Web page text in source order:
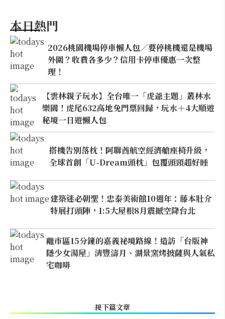
本日熱門
2026桃園機場停車懶人包／要停桃機還是機場
外圍？收費各多少？信用卡停車優惠一次整
理！
【雲林親子玩水】全台唯一「虎爺主題」叢林水
樂園！虎尾632高地免門票回歸，玩水＋4大順遊
秘境一日遊懶人包
搭機告別落枕！阿聯酋航空經濟艙座椅升級，
全球首創「U-Dream頭枕」包覆頭頸超好睡
建築迷必朝聖！忠泰美術館10週年：藤本壯介
特展打頭陣，1:5大屋根8月震撼空降台北
離市區15分鐘的嘉義祕境路線！造訪「台版神
隱少女湯屋」清豐濤月、湖景窯烤披薩與人氣私
宅咖啡
接下篇文章